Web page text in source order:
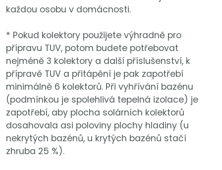
každou osobu v domácnosti.
* Pokud kolektory použijete výhradně pro
přípravu TUV, potom budete potřebovat
nejméně 3 kolektory a další příslušenství, k
přípravě TUV a přitápění je pak zapotřebí
minimálně 6 kolektorů. Při vyhřívání bazénu
(podmínkou je spolehlivá tepelná izolace) je
zapotřebí, aby plocha solárních kolektorů
dosahovala asi poloviny plochy hladiny (u
nekrytých bazénů, u krytých bazénů stačí
zhruba 25 %).